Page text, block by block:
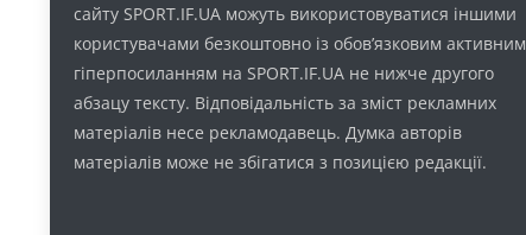
сайту SPORT.IF.UA можуть використовуватися іншими
користувачами безкоштовно із обов’язковим активним
гіперпосиланням на SPORT.IF.UA не нижче другого
абзацу тексту. Відповідальність за зміст рекламних
матеріалів несе рекламодавець. Думка авторів
матеріалів може не збігатися з позицією редакції.